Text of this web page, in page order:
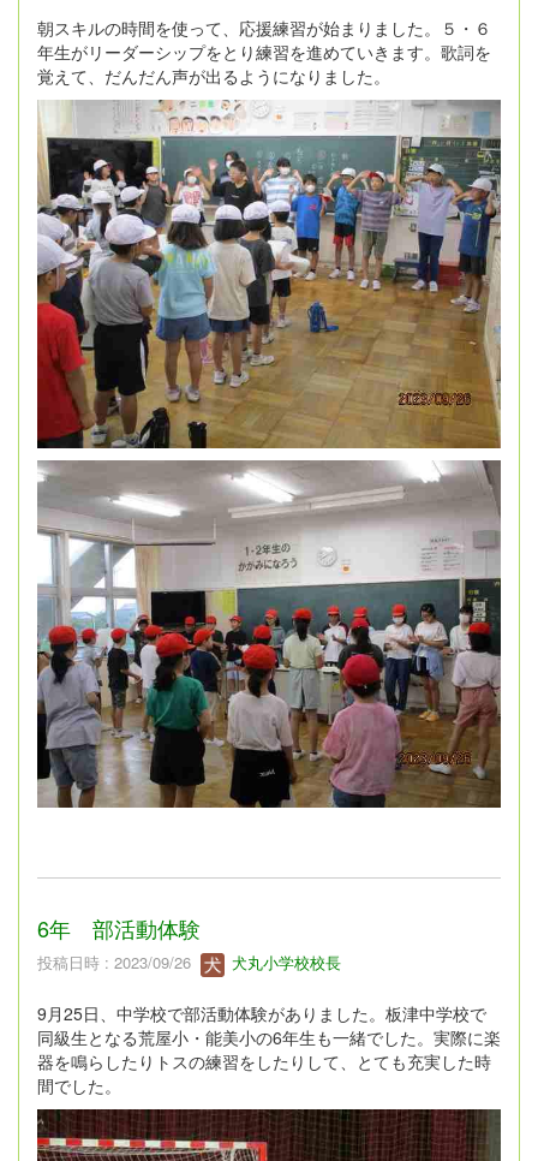
朝スキルの時間を使って、応援練習が始まりました。５・６
年生がリーダーシップをとり練習を進めていきます。歌詞を
覚えて、だんだん声が出るようになりました。
6年 部活動体験
投稿日時 : 2023/09/26 犬丸小学校校長
9月25日、中学校で部活動体験がありました。板津中学校で
同級生となる荒屋小・能美小の6年生も一緒でした。実際に楽
器を鳴らしたりトスの練習をしたりして、とても充実した時
間でした。